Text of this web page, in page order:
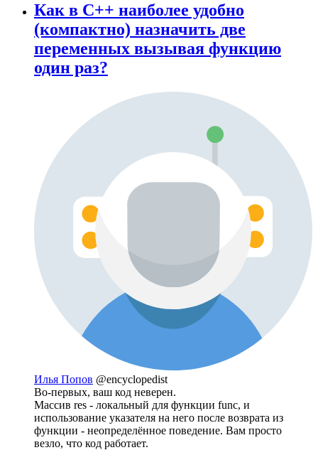
Как в C++ наиболее удобно
(компактно) назначить две
переменных вызывая функцию
один раз?
Илья Попов @encyclopedist
Во-первых, ваш код неверен.
Массив res - локальный для функции func, и
использование указателя на него после возврата из
функции - неопределённое поведение. Вам просто
везло, что код работает.